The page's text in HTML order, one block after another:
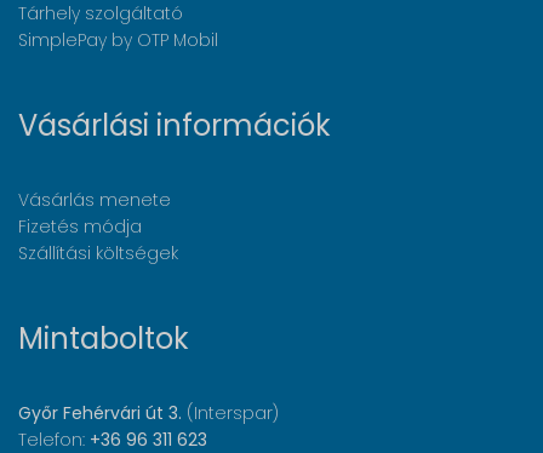
Tárhely szolgáltató
SimplePay by OTP Mobil
Vásárlási információk
Vásárlás menete
Fizetés módja
Szállítási költségek
Mintaboltok
Győr Fehérvári út 3. (Interspar)
Telefon: +36 96 311 623